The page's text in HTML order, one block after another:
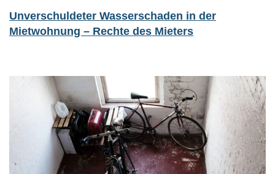
Unverschuldeter Wasserschaden in der
Mietwohnung – Rechte des Mieters